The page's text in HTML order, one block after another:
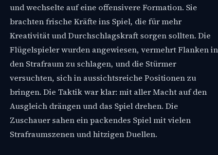
und wechselte auf eine offensivere Formation. Sie
brachten frische Kräfte ins Spiel, die für mehr
Kreativität und Durchschlagskraft sorgen sollten. Die
Flügelspieler wurden angewiesen, vermehrt Flanken in
den Strafraum zu schlagen, und die Stürmer
versuchten, sich in aussichtsreiche Positionen zu
bringen. Die Taktik war klar: mit aller Macht auf den
Ausgleich drängen und das Spiel drehen. Die
Zuschauer sahen ein packendes Spiel mit vielen
Strafraumszenen und hitzigen Duellen.